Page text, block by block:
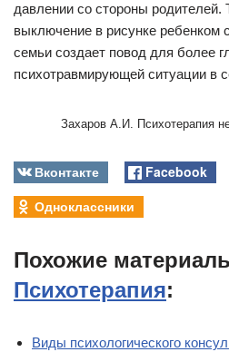
давлении со стороны родителей.
выключение в рисунке ребенком
семьи создает повод для более
психотравмирующей ситуации в
Захаров А.И. Психотерапия
Вконтакте Facebook
Одноклассники
Похожие
Психотерапия:
Виды психологического